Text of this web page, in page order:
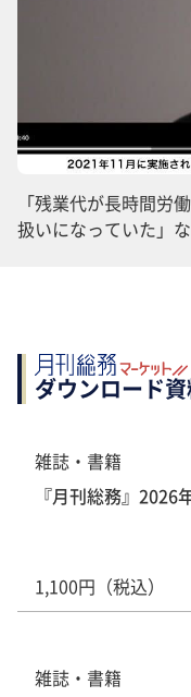
「残業代が長時間労
扱いになっていた」
ダウンロード
雑誌・書籍
『月刊総務』2026
1,100円（税込）
雑誌・書籍